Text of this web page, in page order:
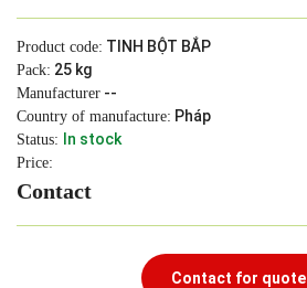
Product code: TINH BỘT BẮP
Pack: 25 kg
Manufacturer --
Country of manufacture: Pháp
Status: In stock
Price:
Contact
Contact for quote